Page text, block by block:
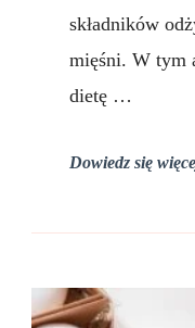
składników
mięśni. W tym
dietę …
Dowiedz się